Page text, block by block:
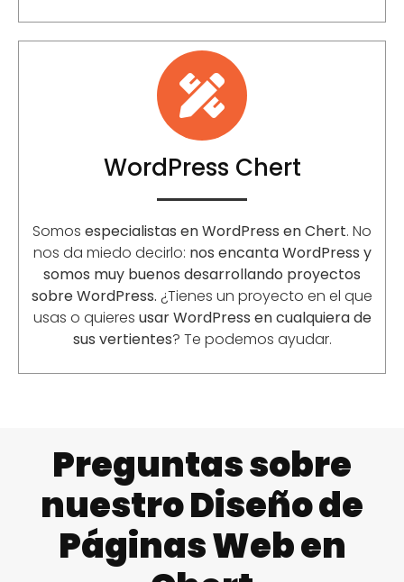
WordPress Chert
Somos especialistas en WordPress en Chert. No
nos da miedo decirlo: nos encanta WordPress y
somos muy buenos desarrollando proyectos
sobre WordPress. ¿Tienes un proyecto en el que
usas o quieres usar WordPress en cualquiera de
sus vertientes? Te podemos ayudar.
Preguntas sobre
nuestro Diseño de
Páginas Web en